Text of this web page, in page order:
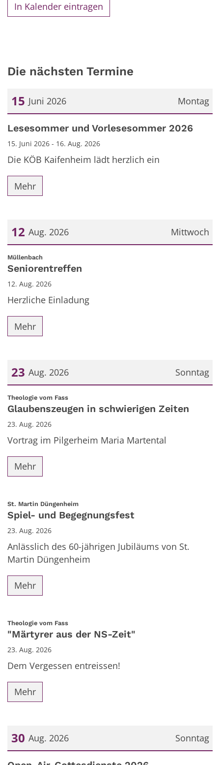
In Kalender eintragen
Die nächsten Termine
Montag
15 Juni 2026
Datum: 15. Juni 2026
Lesesommer und Vorlesesommer 2026
15. Juni 2026 - 16. Aug. 2026
Die KÖB Kaifenheim lädt herzlich ein
Mehr
Mittwoch
12 Aug. 2026
Datum: 12. August 2026
Müllenbach
Seniorentreffen
12. Aug. 2026
Herzliche Einladung
Mehr
Sonntag
23 Aug. 2026
Datum: 23. August 2026
Theologie vom Fass:
Glaubenszeugen in schwierigen Zeiten
23. Aug. 2026
Vortrag im Pilgerheim Maria Martental
Mehr
St. Martin Düngenheim:
Spiel- und Begegnungsfest
23. Aug. 2026
Anlässlich des 60-jährigen Jubiläums von St.
Martin Düngenheim
Mehr
Theologie vom Fass:
"Märtyrer aus der NS-Zeit"
23. Aug. 2026
Dem Vergessen entreissen!
Mehr
Sonntag
30 Aug. 2026
Datum: 30. August 2026